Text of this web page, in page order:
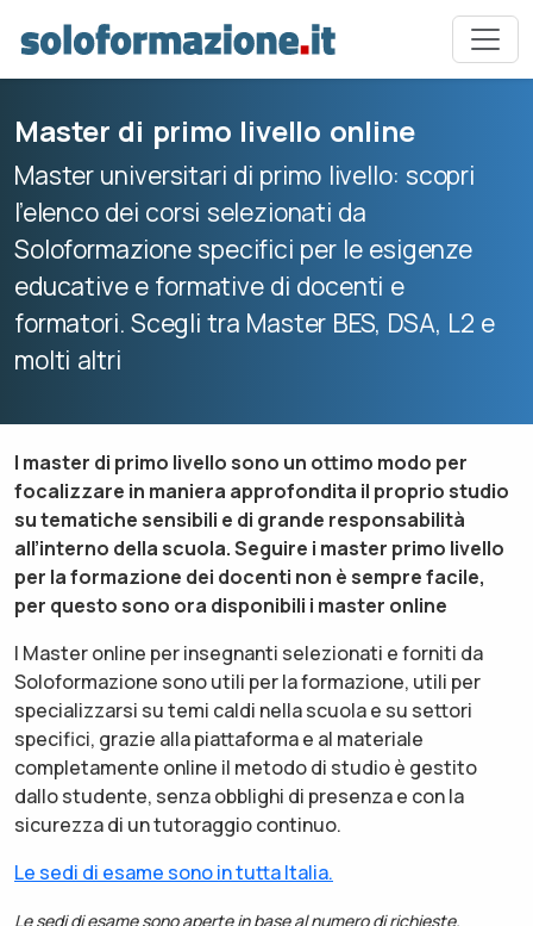
Master di primo livello online
Master universitari di primo livello: scopri
l’elenco dei corsi selezionati da
Soloformazione specifici per le esigenze
educative e formative di docenti e
formatori. Scegli tra Master BES, DSA, L2 e
molti altri
I master di primo livello sono un ottimo modo per
focalizzare in maniera approfondita il proprio studio
su tematiche sensibili e di grande responsabilità
all’interno della scuola. Seguire i master primo livello
per la formazione dei docenti non è sempre facile,
per questo sono ora disponibili i master online
I Master online per insegnanti selezionati e forniti da
Soloformazione sono utili per la formazione, utili per
specializzarsi su temi caldi nella scuola e su settori
specifici, grazie alla piattaforma e al materiale
completamente online il metodo di studio è gestito
dallo studente, senza obblighi di presenza e con la
sicurezza di un tutoraggio continuo.
Le sedi di esame sono in tutta Italia.
Le sedi di esame sono aperte in base al numero di richieste.